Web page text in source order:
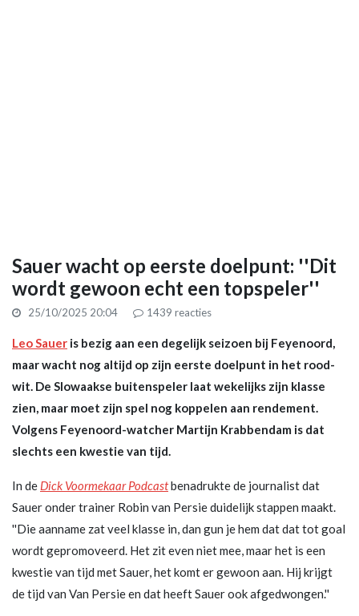
Sauer wacht op eerste doelpunt: ''Dit
wordt gewoon echt een topspeler''
25/10/2025 20:04 1439 reacties
Leo Sauer is bezig aan een degelijk seizoen bij Feyenoord,
maar wacht nog altijd op zijn eerste doelpunt in het rood-
wit. De Slowaakse buitenspeler laat wekelijks zijn klasse
zien, maar moet zijn spel nog koppelen aan rendement.
Volgens Feyenoord-watcher Martijn Krabbendam is dat
slechts een kwestie van tijd.
In de Dick Voormekaar Podcastbenadrukte de journalist dat
Sauer onder trainer Robin van Persie duidelijk stappen maakt.
''Die aanname zat veel klasse in, dan gun je hem dat dat tot goal
wordt gepromoveerd. Het zit even niet mee, maar het is een
kwestie van tijd met Sauer, het komt er gewoon aan. Hij krijgt
de tijd van Van Persie en dat heeft Sauer ook afgedwongen.''